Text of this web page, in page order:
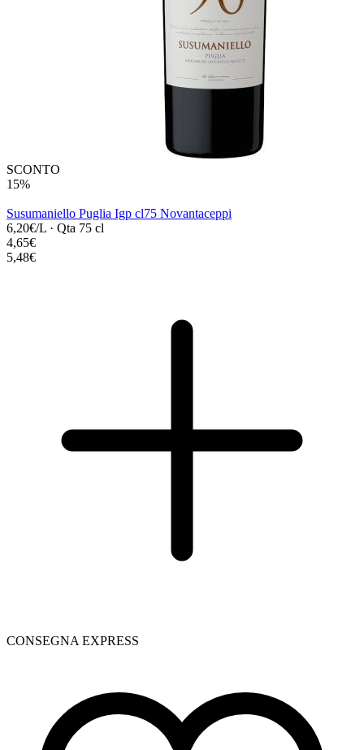
SCONTO
15%
Susumaniello Puglia Igp cl75 Novantaceppi
6,20€/L · Qta 75 cl
4,65€
5,48€
CONSEGNA EXPRESS